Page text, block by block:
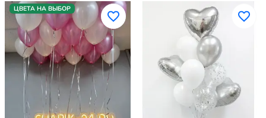
ЦВЕТА НА ВЫБОР